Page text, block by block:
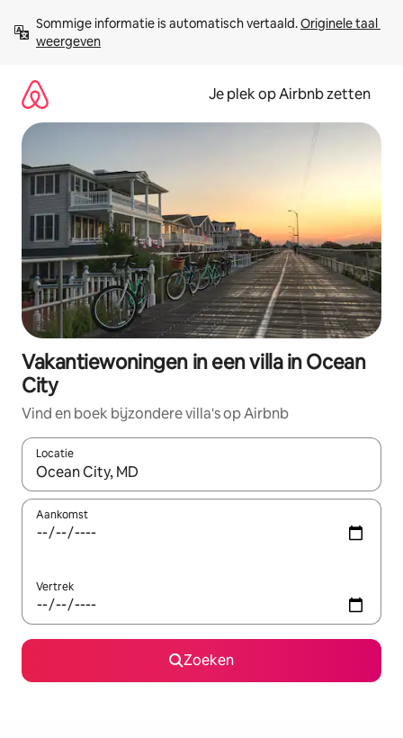
direct
naar
Sommige informatie is automatisch vertaald. Originele taal
weergeven
Je plek op Airbnb zetten
Vakantiewoningen in een villa in Ocean
City
Vind en boek bijzondere villa's op Airbnb
Locatie
Wanneer er resultaten beschikbaar zijn, maak je een keuze
Aankomst
Vertrek
Zoeken